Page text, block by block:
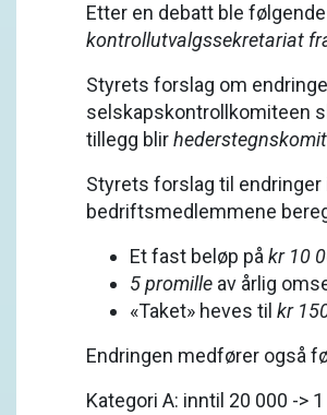
Etter en debatt ble
kontrollutvalgssekretariat
Styrets forslag om
selskapskontrollkomiteen
tillegg blir
Styrets forslag til endringer
bedriftsmedlemmene
Et fast beløp på kr 10
5 promille av årlig
«Taket» heves til kr
Endringen medfører også
Kategori A: inntil 20 000 ->